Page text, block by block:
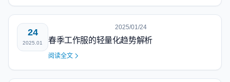
24
2025.01
2025/01/24
春季工作服的轻量化趋势解析
阅读全文